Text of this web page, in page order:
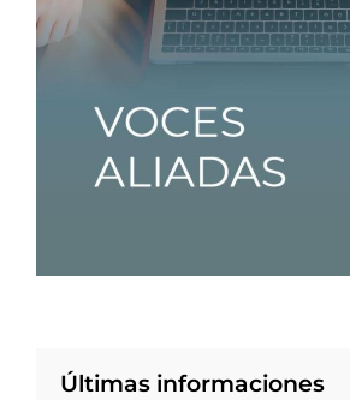
Últimas informaciones